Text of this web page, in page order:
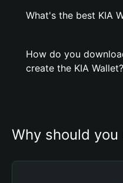
What's the best KIA
How do you
create the KIA Wallet?
Why should you